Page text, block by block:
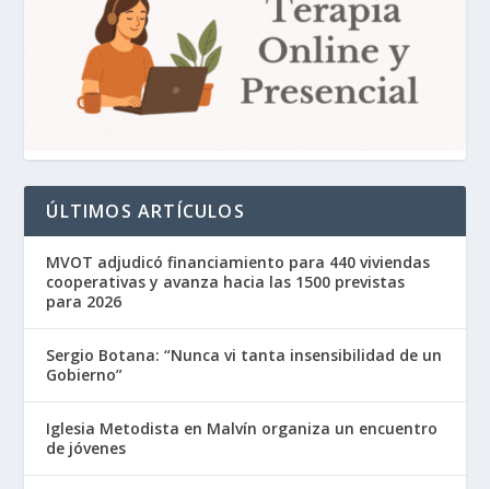
ÚLTIMOS ARTÍCULOS
MVOT adjudicó financiamiento para 440 viviendas
cooperativas y avanza hacia las 1500 previstas
para 2026
Sergio Botana: “Nunca vi tanta insensibilidad de un
Gobierno”
Iglesia Metodista en Malvín organiza un encuentro
de jóvenes